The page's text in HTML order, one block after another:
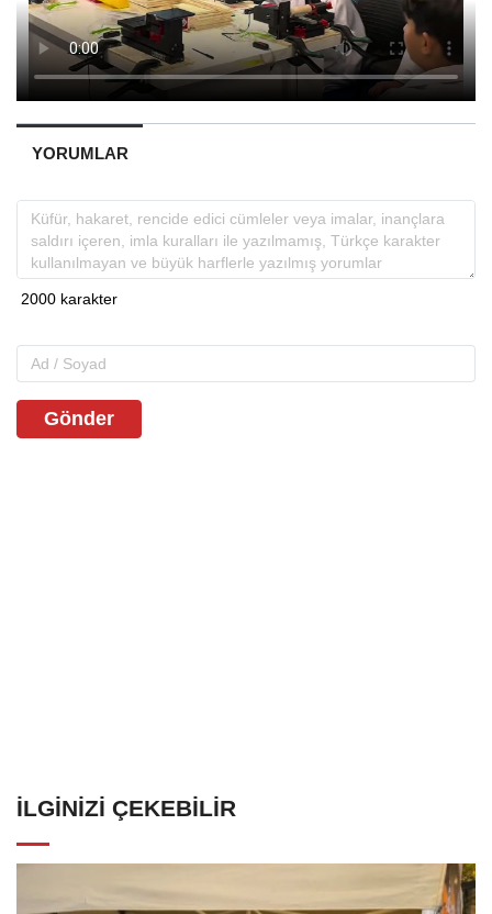
YORUMLAR
Gönder
İLGINIZI ÇEKEBILIR